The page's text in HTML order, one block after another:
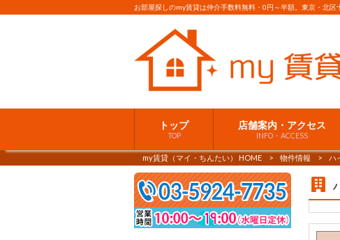
お部屋探しのmy賃貸は仲介手数料無料・0円～半額。東京・北
トップ
TOP
店舗案内・アクセス
INFO・ACCESS
my賃貸（マイ・ちんたい） HOME > 物件情報 > ハ